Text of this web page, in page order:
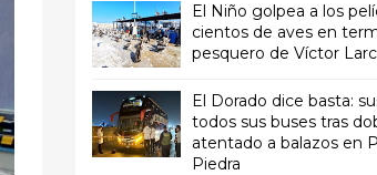
El Niño golpea a los
cientos de aves en
pesquero de Víctor
El Dorado dice basta:
todos sus buses tras
atentado a balazos en
Piedra